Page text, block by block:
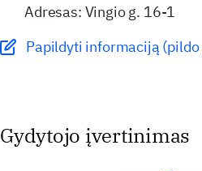
Adresas: Vingio g. 16-1
Papildyti informaciją
Gydytojo įvertinimas